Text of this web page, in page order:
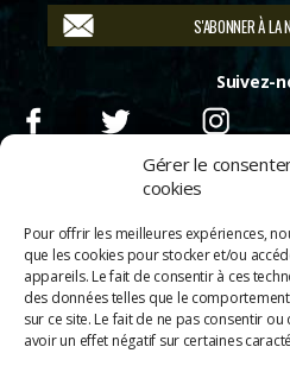
Gérer le
cookies
Pour offrir les meilleures expériences,
que les cookies pour stocker et/ou
appareils. Le fait de consentir à ces
des données telles que le
sur ce site. Le fait de ne pas consentir
avoir un effet négatif sur certaines
S'ABONNER À LA
Suivez-